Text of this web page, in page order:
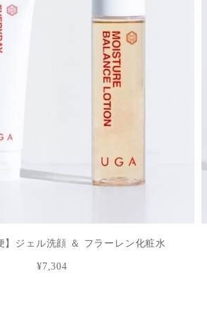
】ジェル洗顔 ＆ フラーレン化粧水
¥7,304